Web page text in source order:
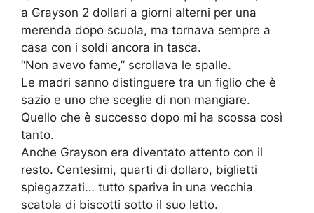
a Grayson 2 dollari a giorni alterni per una
merenda dopo scuola, ma tornava sempre a
casa con i soldi ancora in tasca.
“Non avevo fame,” scrollava le spalle.
Le madri sanno distinguere tra un figlio che è
sazio e uno che sceglie di non mangiare.
Quello che è successo dopo mi ha scossa così
tanto.
Anche Grayson era diventato attento con il
resto. Centesimi, quarti di dollaro, biglietti
spiegazzati… tutto spariva in una vecchia
scatola di biscotti sotto il suo letto.